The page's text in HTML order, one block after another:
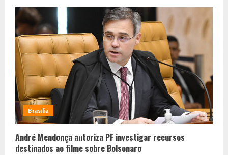
Brasília
André Mendonça autoriza PF investigar recursos
destinados ao filme sobre Bolsonaro